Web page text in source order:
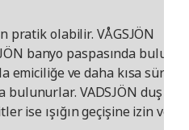
pratik olabilir. VÅGSJÖN
banyo paspasında bulunan
emiciliğe ve daha kısa sürede
bulunurlar. VADSJÖN duş
ise ışığın geçişine izin verir.